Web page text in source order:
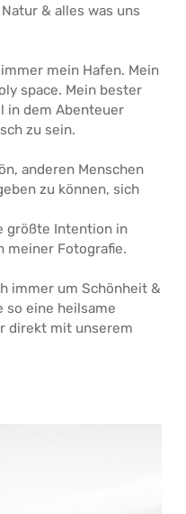
& alles was uns
mein Hafen. Mein
space. Mein bester
in dem Abenteuer
zu sein.
anderen Menschen
zu können, sich
größte Intention in
meiner Fotografie.
immer um Schönheit &
so eine heilsame
direkt mit unserem